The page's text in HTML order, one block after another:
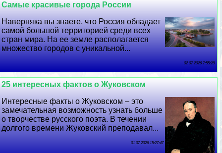
Самые красивые города России
Наверняка вы знаете, что Россия обладает
самой большой территорией среди всех
стран мира. На ее земле располагается
множество городов с уникальной...
02 07 2026 7:55:28
25 интересных фактов о Жуковском
Интересные факты о Жуковском – это
замечательная возможность узнать больше
о творчестве русского поэта. В течении
долгого времени Жуковский преподавал...
01 07 2026 15:27:47